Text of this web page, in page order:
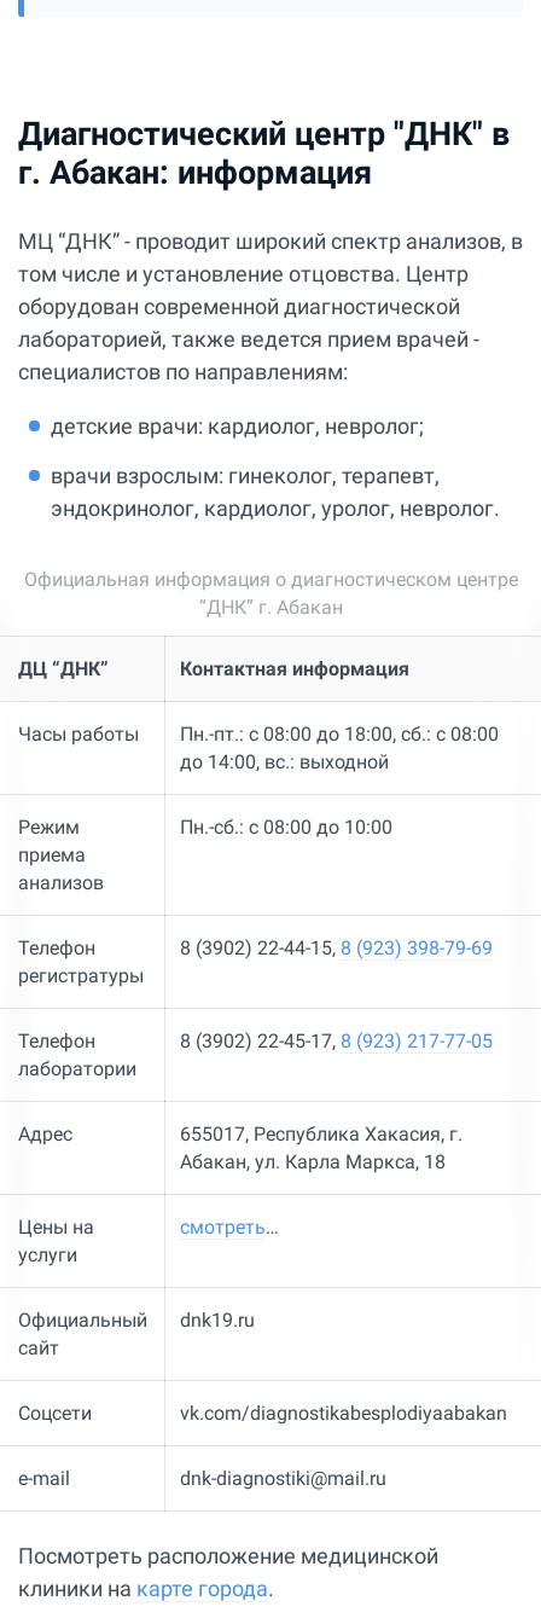
Диагностический центр "ДНК" в
г. Абакан: информация
МЦ “ДНК” - проводит широкий спектр анализов, в
том числе и установление отцовства. Центр
оборудован современной диагностической
лабораторией, также ведется прием врачей -
специалистов по направлениям:
детские врачи: кардиолог, невролог;
врачи взрослым: гинеколог, терапевт,
эндокринолог, кардиолог, уролог, невролог.
Официальная информация о диагностическом центре
“ДНК” г. Абакан
ДЦ “ДНК” Контактная информация
Часы работы
Пн.-пт.: с 08:00 до 18:00, сб.: с 08:00
до 14:00, вс.: выходной
Режим
приема
анализов
Пн.-сб.: с 08:00 до 10:00
Телефон
регистратуры
8 (3902) 22-44-15, 8 (923) 398-79-69
Телефон
лаборатории
8 (3902) 22-45-17, 8 (923) 217-77-05
Адрес
655017, Республика Хакасия, г.
Абакан, ул. Карла Маркса, 18
Цены на
услуги
смотреть…
Официальный
сайт
dnk19.ru
Соцсети vk.com/diagnostikabesplodiyaabakan
e-mail dnk-diagnostiki@mail.ru
Посмотреть расположение медицинской
клиники на карте города.